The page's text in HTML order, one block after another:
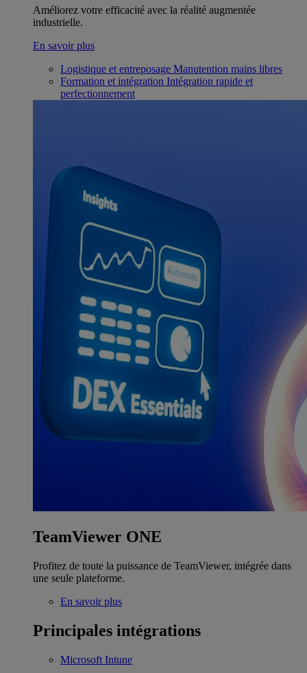
Améliorez votre efficacité avec la réalité augmentée
industrielle.
En savoir plus
Logistique et entreposage Manutention mains libres
Formation et intégration Intégration rapide et
perfectionnement
TeamViewer ONE
Profitez de toute la puissance de TeamViewer, intégrée dans
une seule plateforme.
En savoir plus
Principales intégrations
Microsoft Intune